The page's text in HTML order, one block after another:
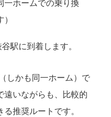
一ホームでの乗り換
駅に到着します。
しかも同一ホーム）で
遠いながらも、比較的
推奨ルートです。